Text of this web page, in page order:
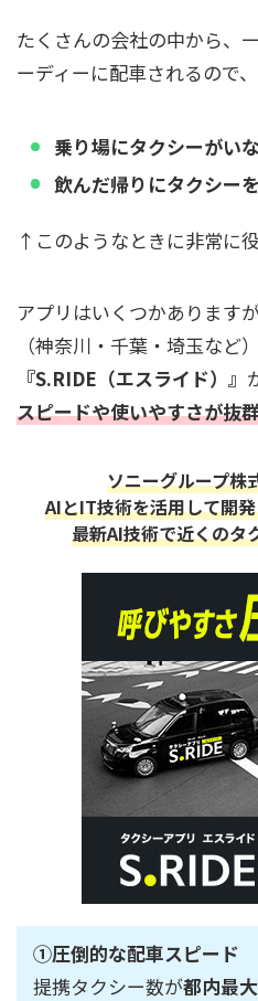
たくさんの会社の中から、
ーディーに配車されるので、
乗り場にタクシーがい
飲んだ帰りにタクシー
↑このようなときに非常に役
アプリはいくつかあります
（神奈川・千葉・埼玉など
『S.RIDE（エスライド）』
スピードや使いやすさが抜
ソニーグループ株
AIとIT技術を活用して開
最新AI技術で近くのタ
①圧倒的な配車スピード
提携タクシー数が都内最